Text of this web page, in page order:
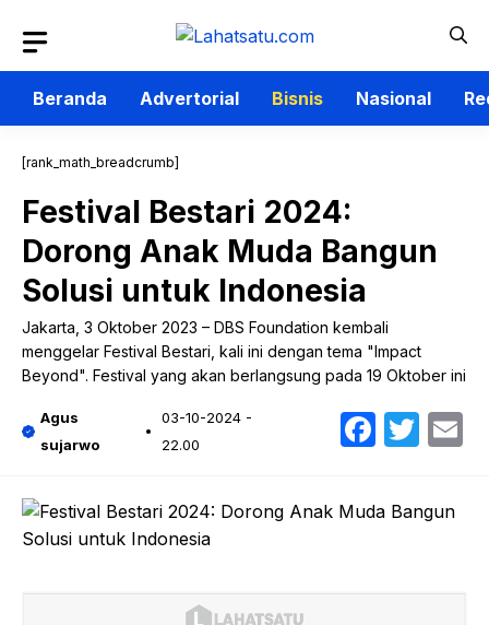
isi
Beranda
Advertorial Bisnis Nasional
[rank_math_breadcrumb]
Festival Bestari 2024:
Dorong Anak Muda Bangun
Solusi untuk Indonesia
Jakarta, 3 Oktober 2023 – DBS Foundation kembali
menggelar Festival Bestari, kali ini dengan tema "Impact
Beyond". Festival yang akan berlangsung pada 19 Oktober ini
Agus
sujarwo
03-10-2024 -
22.00